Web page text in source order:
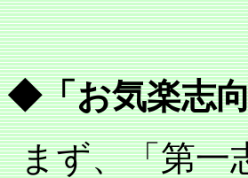
◆「お気楽志
まず、「第一